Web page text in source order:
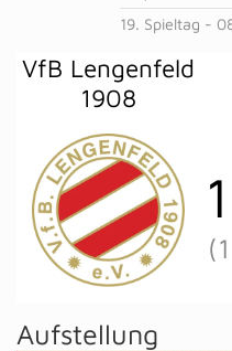
19. Spieltag -
VfB Lengenfeld
1908
1
(1
Aufstellung